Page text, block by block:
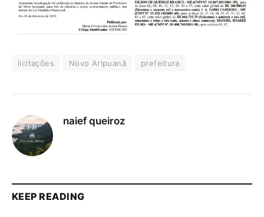
licitações Novo Aripuanã prefeitura
naief queiroz
KEEP READING